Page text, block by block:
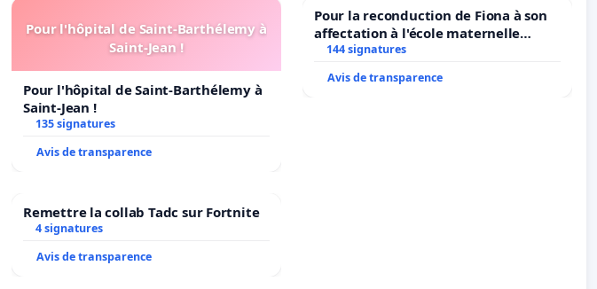
Pour l'hôpital de Saint-Barthélemy à
Saint-Jean !
Pour l'hôpital de Saint-Barthélemy à
Saint-Jean !
135 signatures
Avis de transparence
Pour la reconduction de Fiona à son
affectation à l'école maternelle
LAMARTINE auprès de Léo N. en
144 signatures
Avis de transparence
Remettre la collab Tadc sur Fortnite
4 signatures
Avis de transparence